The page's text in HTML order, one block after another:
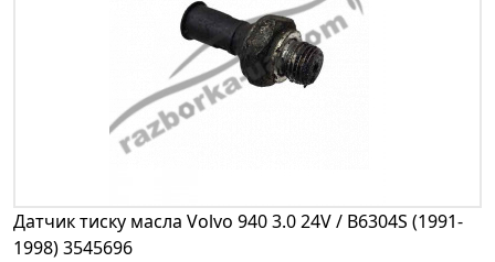
Датчик тиску масла Volvo 940 3.0 24V / B6304S (1991-
1998) 3545696